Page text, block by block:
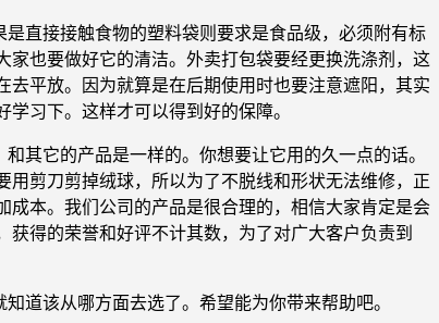
直接接触食物的塑料袋则要求是食品级，必须附有标
也要做好它的清洁。外卖打包袋要经更换洗涤剂，这
平放。因为就算是在后期使用时也要注意遮阳，其实
习下。这样才可以得到好的保障。
其它的产品是一样的。你想要让它用的久一点的话。
剪刀剪掉绒球，所以为了不脱线和形状无法维修，正
本。我们公司的产品是很合理的，相信大家肯定是会
得的荣誉和好评不计其数，为了对广大客户负责到
道该从哪方面去选了。希望能为你带来帮助吧。